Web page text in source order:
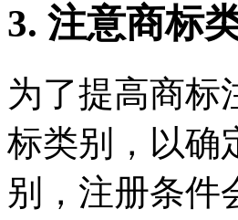
3. 注意商标
为了提高商标
标类别，以确
别，注册条件